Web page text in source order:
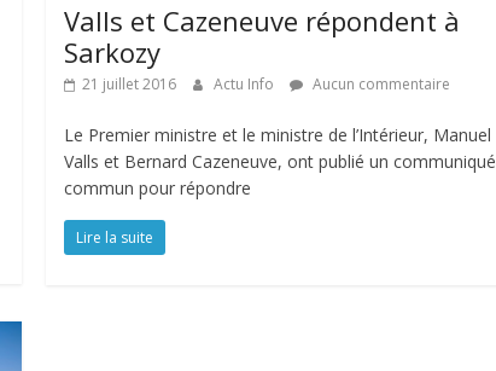
Valls et Cazeneuve répondent à
Sarkozy
21 juillet 2016 Actu Info Aucun commentaire
Le Premier ministre et le ministre de l’Intérieur, Manuel
Valls et Bernard Cazeneuve, ont publié un communiqué
commun pour répondre
Lire la suite